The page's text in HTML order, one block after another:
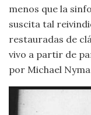
menos que la
suscita tal
restauradas de
vivo a partir de
por Michael